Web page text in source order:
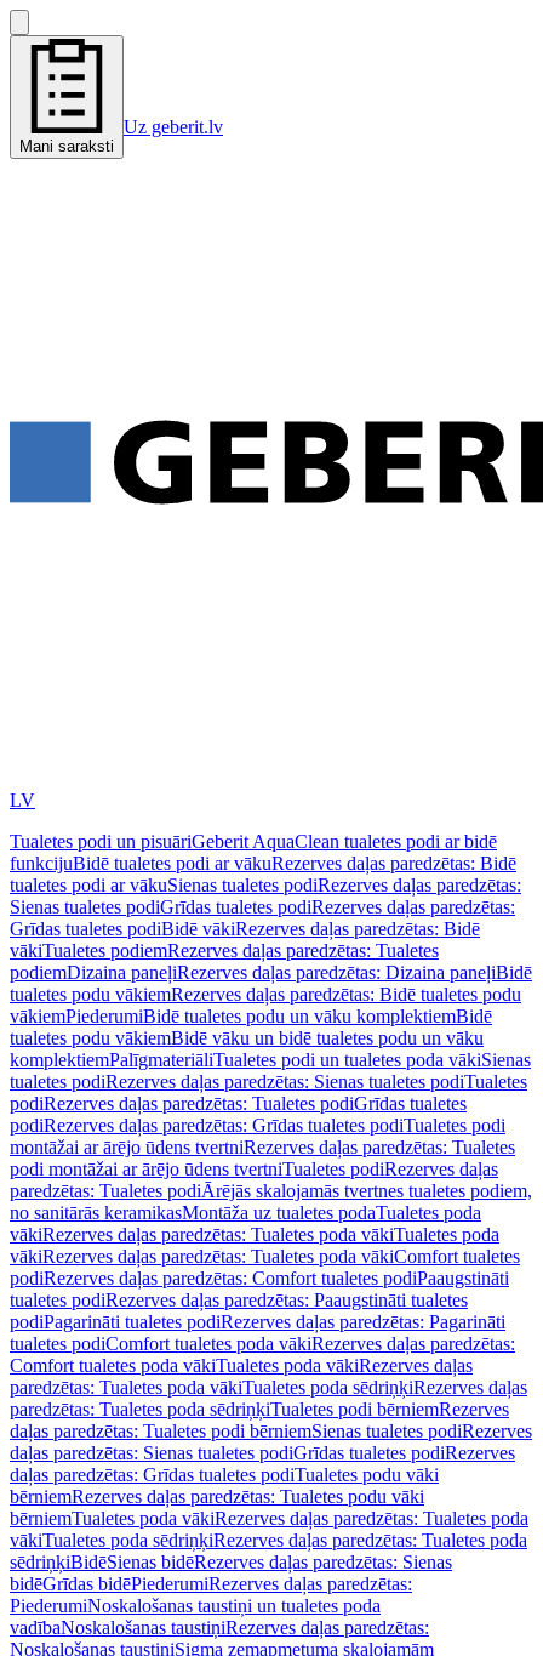
Mani saraksti
Uz geberit.lv
LV
Tualetes podi un pisuāriGeberit AquaClean tualetes podi ar bidē
funkcijuBidē tualetes podi ar vākuRezerves daļas paredzētas: Bidē
tualetes podi ar vākuSienas tualetes podiRezerves daļas paredzētas:
Sienas tualetes podiGrīdas tualetes podiRezerves daļas paredzētas:
Grīdas tualetes podiBidē vākiRezerves daļas paredzētas: Bidē
vākiTualetes podiemRezerves daļas paredzētas: Tualetes
podiemDizaina paneļiRezerves daļas paredzētas: Dizaina paneļiBidē
tualetes podu vākiemRezerves daļas paredzētas: Bidē tualetes podu
vākiemPiederumiBidē tualetes podu un vāku komplektiemBidē
tualetes podu vākiemBidē vāku un bidē tualetes podu un vāku
komplektiemPalīgmateriāliTualetes podi un tualetes poda vākiSienas
tualetes podiRezerves daļas paredzētas: Sienas tualetes podiTualetes
podiRezerves daļas paredzētas: Tualetes podiGrīdas tualetes
podiRezerves daļas paredzētas: Grīdas tualetes podiTualetes podi
montāžai ar ārējo ūdens tvertniRezerves daļas paredzētas: Tualetes
podi montāžai ar ārējo ūdens tvertniTualetes podiRezerves daļas
paredzētas: Tualetes podiĀrējās skalojamās tvertnes tualetes podiem,
no sanitārās keramikasMontāža uz tualetes podaTualetes poda
vākiRezerves daļas paredzētas: Tualetes poda vākiTualetes poda
vākiRezerves daļas paredzētas: Tualetes poda vākiComfort tualetes
podiRezerves daļas paredzētas: Comfort tualetes podiPaaugstināti
tualetes podiRezerves daļas paredzētas: Paaugstināti tualetes
podiPagarināti tualetes podiRezerves daļas paredzētas: Pagarināti
tualetes podiComfort tualetes poda vākiRezerves daļas paredzētas:
Comfort tualetes poda vākiTualetes poda vākiRezerves daļas
paredzētas: Tualetes poda vākiTualetes poda sēdriņķiRezerves daļas
paredzētas: Tualetes poda sēdriņķiTualetes podi bērniemRezerves
daļas paredzētas: Tualetes podi bērniemSienas tualetes podiRezerves
daļas paredzētas: Sienas tualetes podiGrīdas tualetes podiRezerves
daļas paredzētas: Grīdas tualetes podiTualetes podu vāki
bērniemRezerves daļas paredzētas: Tualetes podu vāki
bērniemTualetes poda vākiRezerves daļas paredzētas: Tualetes poda
vākiTualetes poda sēdriņķiRezerves daļas paredzētas: Tualetes poda
sēdriņķiBidēSienas bidēRezerves daļas paredzētas: Sienas
bidēGrīdas bidēPiederumiRezerves daļas paredzētas:
PiederumiNoskalošanas taustiņi un tualetes poda
vadībaNoskalošanas taustiņiRezerves daļas paredzētas:
Noskalošanas taustiņiSigma zemapmetuma skalojamām